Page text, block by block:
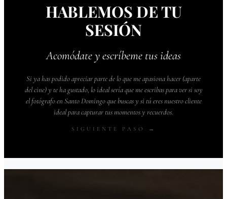
HABLEMOS DE TU
SESIÓN
Acomódate y escríbeme tus ideas
Si ya has podido apreciar parte de lo que me apasiona hacer (aparte
del cine) y te ha gustado, lo ideal sería que me escribas para ver si soy
el fotógrafo en Santo Domingo que buscas y si tú eres nuestro cliente
ideal para capturar tus momentos y recuerdos.
SIGUIENTE PASO →